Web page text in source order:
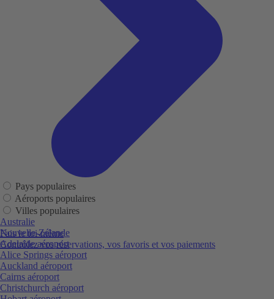
Fais le toi-même
Contrôlez vos réservations, vos favoris et vos paiements
Pays populaires
Aéroports populaires
Villes populaires
Australie
Nouvelle-Zélande
Adelaide aéroport
Alice Springs aéroport
Auckland aéroport
Cairns aéroport
Christchurch aéroport